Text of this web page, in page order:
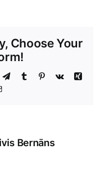
Choose Your
TelegramTumblr Pinterest
Vk
Xing
E-
Bernāns